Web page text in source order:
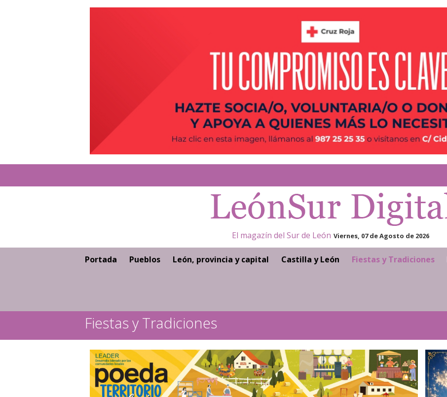
El magazín del Sur de León Viernes, 07 de Agosto de 2026
Portada Pueblos León, provincia y capital Castilla y León Fiestas y Tradiciones
Fiestas y Tradiciones